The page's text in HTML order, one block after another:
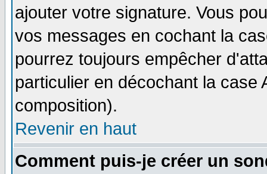
ajouter votre signature. Vous
vos messages en cochant la
pourrez toujours empêcher
particulier en décochant la
composition).
Revenir en haut
Comment puis-je créer un